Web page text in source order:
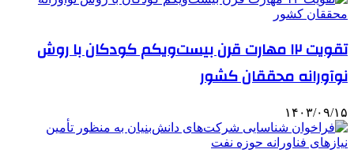
تقویت ۱۲ مهارت قرن بیست‌ویکم کودکان با روش
نوآورانه محققان کشور
۱۴۰۳/۰۹/۱۵